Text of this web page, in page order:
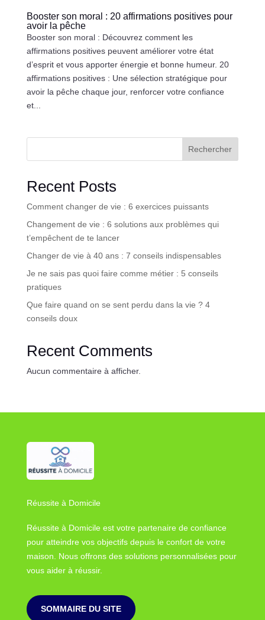
Booster son moral : 20 affirmations positives pour
avoir la pêche
Booster son moral : Découvrez comment les
affirmations positives peuvent améliorer votre état
d’esprit et vous apporter énergie et bonne humeur. 20
affirmations positives : Une sélection stratégique pour
avoir la pêche chaque jour, renforcer votre confiance
et...
Rechercher
Recent Posts
Comment changer de vie : 6 exercices puissants
Changement de vie : 6 solutions aux problèmes qui
t’empêchent de te lancer
Changer de vie à 40 ans : 7 conseils indispensables
Je ne sais pas quoi faire comme métier : 5 conseils
pratiques
Que faire quand on se sent perdu dans la vie ? 4
conseils doux
Recent Comments
Aucun commentaire à afficher.
Réussite à Domicile
Réussite à Domicile est votre partenaire de confiance
pour atteindre vos objectifs depuis le confort de votre
maison. Nous offrons des solutions personnalisées pour
vous aider à réussir.
SOMMAIRE DU SITE